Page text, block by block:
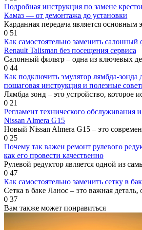
Подробная инструкция по замене
Камаз — от демонтажа до установки
Карданная передача является основным
0 51
Как самостоятельно заменить салонный
Renault Talisman без посещения сервиса
Салонный фильтр – одна из ключевых
0 44
Как подключить эмулятор лямбда-
пошаговая инструкция и полезные
Лямбда зонд – это устройство, которое
0 21
Регламент технического обслуживания
Nissan Almera G15
Новый Nissan Almera G15 – это
0 25
Почему так важен ремонт рулевого
как его провести качественно
Рулевой редуктор является одной из
0 47
Как самостоятельно заменить сетку в
Сетка в баке Ланос – это важная деталь,
0 37
Вам также может понравиться